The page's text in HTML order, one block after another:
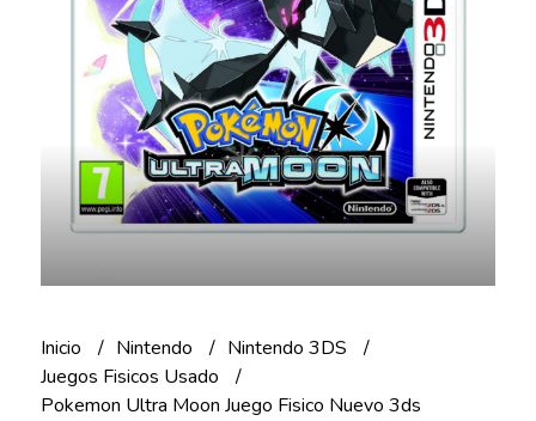
Inicio Nintendo
Nintendo 3DS
Juegos Fisicos Usado
Pokemon Ultra Moon Juego Fisico Nuevo 3ds